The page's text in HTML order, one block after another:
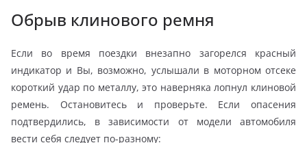
Обрыв клинового ремня
Если во время поездки внезапно загорелся красный
индикатор и Вы, возможно, услышали в моторном отсеке
короткий удар по металлу, это наверняка лопнул клиновой
ремень. Остановитесь и проверьте. Если опасения
подтвердились, в зависимости от модели автомобиля
вести себя следует по-разному: